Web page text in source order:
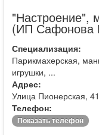
"Настроение",
(ИП Сафонова
Специализация:
Парикмахерская,
игрушки, ...
Адрес:
Улица Пионерская,
Телефон:
Показать телефон